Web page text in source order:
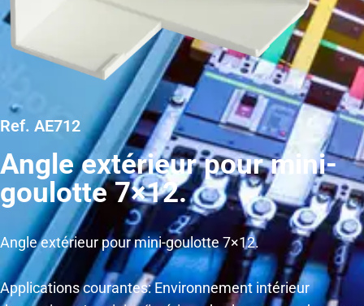
Ref. AE712
Angle extérieur pour mini-
goulotte 7×12.
Angle extérieur pour mini-goulotte 7×12.
Applications courantes: Environnement intérieur